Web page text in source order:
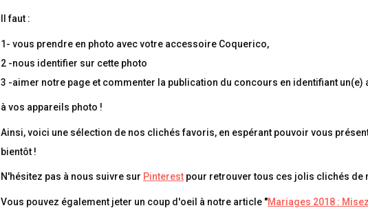
Il faut :
1- vous prendre en photo avec votre accessoire Coquerico,
2 -nous identifier sur cette photo
3 -aimer notre page et commenter la publication du concours en identifiant un(e)
à vos appareils photo !
Ainsi, voici une sélection de nos clichés favoris, en espérant pouvoir vous
bientôt !
N'hésitez pas à nous suivre sur Pinterest pour retrouver tous ces jolis clichés de
Vous pouvez également jeter un coup d'oeil à notre article "Mariages 2018 :